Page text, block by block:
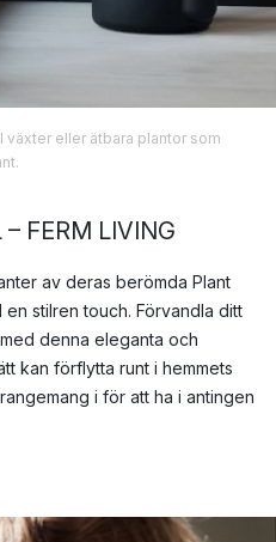
eller ätbara plantor som
FERM LIVING
av deras berömda Plant
stilren touch. Förvandla ditt
denna eleganta och
kan förflytta runt i hemmets
i för att ha i antingen